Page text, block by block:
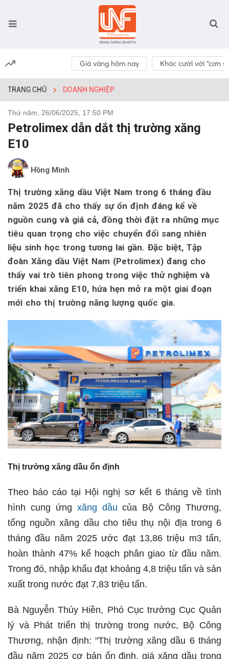
Giá vàng hôm nay Khóc cười với “cơn
TRANG CHỦ DOANH NGHIỆP
Thứ năm, 26/06/2025, 17:50 PM
Petrolimex dẫn dắt thị trường xăng
E10
Hồng Minh
Thị trường xăng dầu Việt Nam trong 6 tháng đầu
năm 2025 đã cho thấy sự ổn định đáng kể về
nguồn cung và giá cả, đồng thời đặt ra những mục
tiêu quan trọng cho việc chuyển đổi sang nhiên
liệu sinh học trong tương lai gần. Đặc biệt, Tập
đoàn Xăng dầu Việt Nam (Petrolimex) đang cho
thấy vai trò tiên phong trong việc thử nghiệm và
triển khai xăng E10, hứa hẹn mở ra một giai đoạn
mới cho thị trường năng lượng quốc gia.
Thị trường xăng dầu ổn định
Theo báo cáo tại Hội nghị sơ kết 6 tháng về tình
hình cung ứng xăng dầu của Bộ Công Thương,
tổng nguồn xăng dầu cho tiêu thụ nội địa trong 6
tháng đầu năm 2025 ước đạt 13,86 triệu m3 tấn,
hoàn thành 47% kế hoạch phân giao từ đầu năm.
Trong đó, nhập khẩu đạt khoảng 4,8 triệu tấn và sản
xuất trong nước đạt 7,83 triệu tấn.
Bà Nguyễn Thúy Hiền, Phó Cục trưởng Cục Quản
lý và Phát triển thị trường trong nước, Bộ Công
Thương, nhận định: "Thị trường xăng dầu 6 tháng
đầu năm 2025 cơ bản ổn định, giá xăng dầu trong